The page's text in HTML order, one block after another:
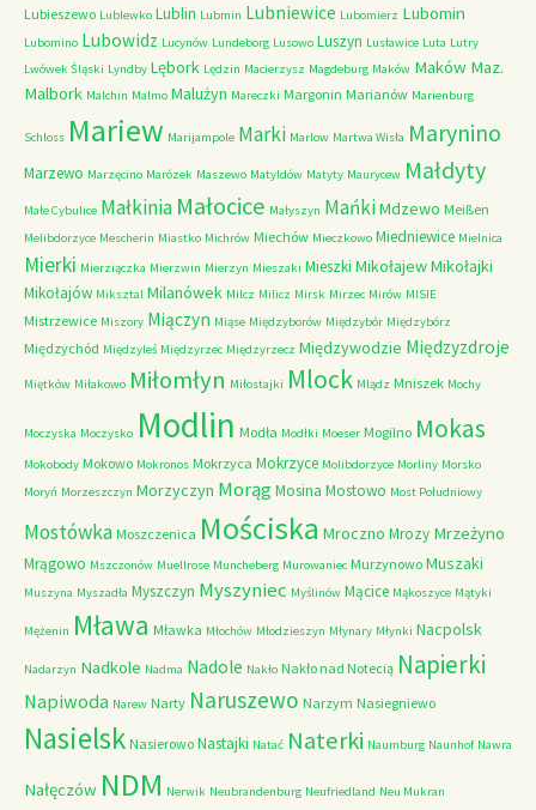
Lubieszewo Lublewko Lublin Lubmin Lubniewice Lubomierz Lubomin
Lubomino Lubowidz Lucynów Lundeborg Lusowo Luszyn Lusławice Luta Lutry
Lwówek Śląski Lyndby Lębork Lędzin Macierzysz Magdeburg Maków Maków Maz.
Malbork Malchin Malmo Malużyn Mareczki Margonin Marianów Marienburg
Schloss Mariew Marijampole Marki Marlow Martwa Wisła Marynino
Marzewo Marzęcino Marózek Maszewo Matyldów Matyty Maurycew Małdyty
Małe Cybulice Małkinia Małocice Małyszyn MańkiMdzewo Meißen
Melibdorzyce Mescherin Miastko Michrów Miechów Mieczkowo Miedniewice Mielnica
Mierki Mierziączka Mierzwin Mierzyn Mieszaki Mieszki MikołajewMikołajki
Mikołajów Miksztal Milanówek Milcz Milicz Mirsk Mirzec Mirów MISIE
Mistrzewice Miszory Miączyn Miąse Międzyborów Międzybór Międzybórz
Międzychód Międzyleś Międzyrzec Międzyrzecz Międzywodzie Międzyzdroje
Miętków Miłakowo Miłomłyn Miłostajki Mlock Mlądz Mniszek Mochy
Moczyska Moczysko Modlin Modła Modłki Moeser Mogilno Mokas
Mokobody Mokowo Mokronos Mokrzyca Mokrzyce Molibdorzyce Morliny Morsko
Moryń Morzeszczyn Morzyczyn MorągMosina Mostowo Most Południowy
Mostówka Moszczenica Mościska Mroczno Mrozy Mrzeżyno
Mrągowo Mszczonów Muellrose Muncheberg Murowaniec Murzynowo Muszaki
Muszyna Myszadła Myszczyn Myszyniec Myślinów Mącice Mąkoszyce Mątyki
Mężenin Mława Mławka Młochów Młodzieszyn Młynary Młynki Nacpolsk
Nadarzyn Nadkole Nadma Nadole Nakło Nakło nad Notecią Napierki
Napiwoda Narew Narty Naruszewo Narzym Nasiegniewo
Nasielsk Nasierowo Nastajki Natać Naterki Naumburg Naunhof Nawra
Nałęczów NDM Nerwik Neubrandenburg Neufriedland Neu Mukran